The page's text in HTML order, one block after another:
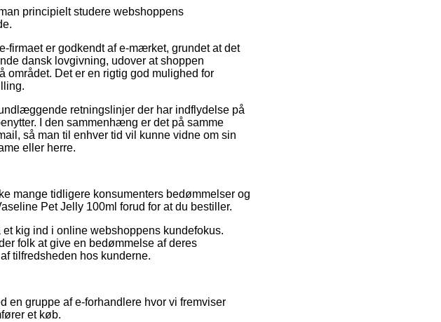
principielt studere webshoppens
firmaet er godkendt af e-mærket, grundet at det
dansk lovgivning, udover at shoppen
Det er en rigtig god mulighed for
retningslinjer der har indflydelse på
I den sammenhæng er det på samme
så man til enhver tid vil kunne vidne om sin
eller herre.
mange tidligere konsumenters bedømmelser og
Pet Jelly 100ml forud for at du bestiller.
kig ind i online webshoppens kundefokus.
folk at give en bedømmelse af deres
tilfredsheden hos kunderne.
en gruppe af e-forhandlere hvor vi fremviser
et køb.